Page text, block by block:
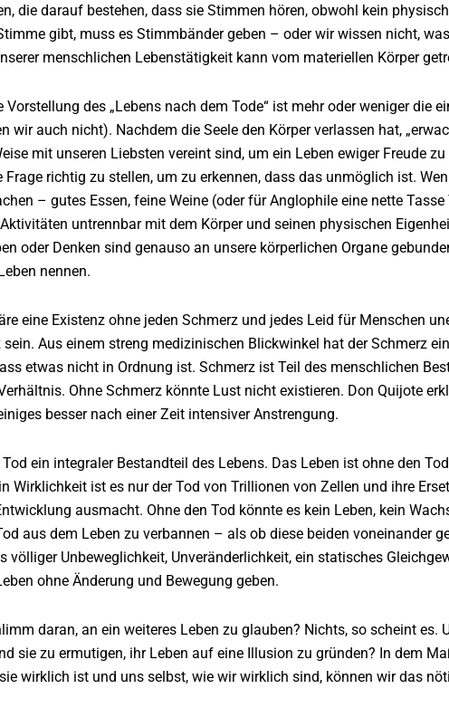
die darauf bestehen, dass sie Stimmen hören, obwohl kein
gibt, muss es Stimmbänder geben – oder wir wissen nicht,
menschlichen Lebenstätigkeit kann vom materiellen Körper
Vorstellung des „Lebens nach dem Tode“ ist mehr oder weniger die
wir auch nicht). Nachdem die Seele den Körper verlassen hat,
mit unseren Liebsten vereint sind, um ein Leben ewiger Freude
Frage richtig zu stellen, um zu erkennen, dass das unmöglich ist.
– gutes Essen, feine Weine (oder für Anglophile eine nette
untrennbar mit dem Körper und seinen physischen
oder Denken sind genauso an unsere körperlichen Organe
nennen.
eine Existenz ohne jeden Schmerz und jedes Leid für Menschen
Aus einem streng medizinischen Blickwinkel hat der Schmerz
etwas nicht in Ordnung ist. Schmerz ist Teil des menschlichen
Ohne Schmerz könnte Lust nicht existieren. Don Quijote
besser nach einer Zeit intensiver Anstrengung.
ein integraler Bestandteil des Lebens. Das Leben ist ohne den
Wirklichkeit ist es nur der Tod von Trillionen von Zellen und ihre
ausmacht. Ohne den Tod könnte es kein Leben, kein
aus dem Leben zu verbannen – als ob diese beiden voneinander
völliger Unbeweglichkeit, Unveränderlichkeit, ein statisches
ohne Änderung und Bewegung geben.
daran, an ein weiteres Leben zu glauben? Nichts, so scheint
sie zu ermutigen, ihr Leben auf eine Illusion zu gründen? In dem
wirklich ist und uns selbst, wie wir wirklich sind, können wir das